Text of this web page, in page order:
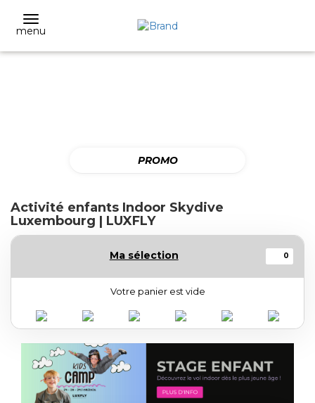
menu
PROMO
Activité enfants Indoor Skydive
Luxembourg | LUXFLY
Ma sélection 0
Votre panier est vide